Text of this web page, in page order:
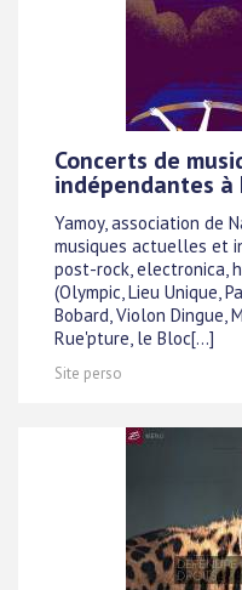
Concerts de
indépendantes à
Yamoy, association de
musiques actuelles et
post-rock, electronica,
(Olympic, Lieu Unique,
Bobard, Violon Dingue,
Rue'pture, le Bloc[...]
Site perso